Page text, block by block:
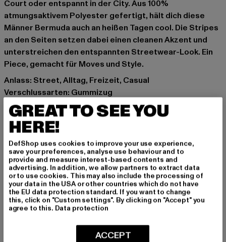
Court oder entspannt in der City. Aus 100%
atmungsaktivem Polyester gefertigt, hält dich diese
Männer Bermuda auch an heißen Tagen cool. Die Stripes
an den Seiten setzen dabei einen cleanen Akzent und
unterstreichen den entspannten Streetwear-Look. Ein
Piece, gemacht für Moves und Style.
Anlass: Street, Alltag, Freizeit, Casual
Verschlussarten: Gummizug
Details: Einschubtaschen, Mesh
Schnitt: Locker
Marke: Urban Classics
Kat.: Bekleidung
Farbe: blau
Hersteller Farbe: darkblue/black/white
Materialzusammensetzung: 100% Polyester
Art.Nr: TB243-14144
Hersteller: TB International GmbH |
Dr.-Robert-Murjahn-Straße 7 | 64372 Ober-Ramstadt |
GREAT TO SEE YOU
HERE!
DefShop uses cookies to improve your use experience,
save your preferences, analyse use behaviour and to
provide and measure interest-based contents and
advertising. In addition, we allow partners to extract data
or to use cookies. This may also include the processing of
your data in the USA or other countries which do not have
the EU data protection standard. If you want to change
this, click on "Custom settings". By clicking on "Accept" you
agree to this. Data protection
ACCEPT